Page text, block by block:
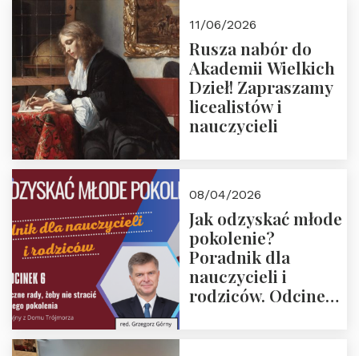
11/06/2026
Rusza nabór do
Akademii Wielkich
Dzieł! Zapraszamy
licealistów i
nauczycieli
08/04/2026
Jak odzyskać młode
pokolenie?
Poradnik dla
nauczycieli i
rodziców. Odcinek